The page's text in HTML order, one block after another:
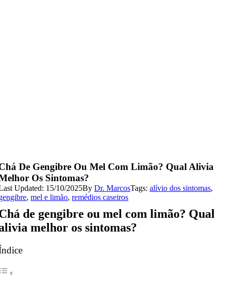
De Gengibre Ou Mel Com Limão? Qual Alivia
Os Sintomas?
Updated: 15/10/2025ByDr. MarcosTags:alívio dos sintomas,
,mel e limão,remédios caseiros
de gengibre ou mel com limão? Qual
melhor os sintomas?